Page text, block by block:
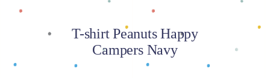
T-shirt Peanuts Happy
Campers Navy